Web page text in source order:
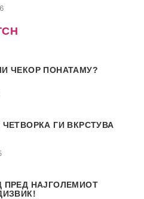
ЧЕКОР ПОНАТАМУ?
ГИ ВКРСТУВА
ПРЕД НАЈГОЛЕМИОТ